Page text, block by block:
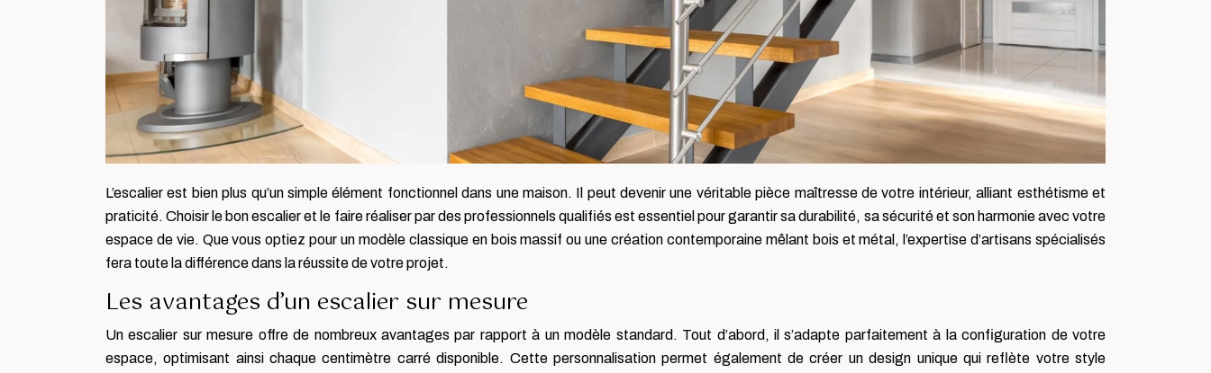
L’escalier est bien plus qu’un simple élément fonctionnel dans une maison. Il peut devenir une véritable pièce maîtresse de votre intérieur, alliant esthétisme et
praticité. Choisir le bon escalier et le faire réaliser par des professionnels qualifiés est essentiel pour garantir sa durabilité, sa sécurité et son harmonie avec votre
espace de vie. Que vous optiez pour un modèle classique en bois massif ou une création contemporaine mêlant bois et métal, l’expertise d’artisans spécialisés
fera toute la différence dans la réussite de votre projet.
Les avantages d’un escalier sur mesure
Un escalier sur mesure offre de nombreux avantages par rapport à un modèle standard. Tout d’abord, il s’adapte parfaitement à la configuration de votre
espace, optimisant ainsi chaque centimètre carré disponible. Cette personnalisation permet également de créer un design unique qui reflète votre style